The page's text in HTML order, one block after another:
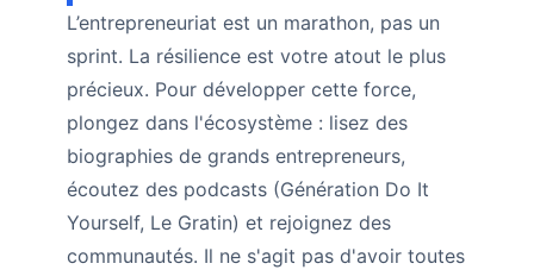
L’entrepreneuriat est un marathon, pas un
sprint. La résilience est votre atout le plus
précieux. Pour développer cette force,
plongez dans l'écosystème : lisez des
biographies de grands entrepreneurs,
écoutez des podcasts (Génération Do It
Yourself, Le Gratin) et rejoignez des
communautés. Il ne s'agit pas d'avoir toutes